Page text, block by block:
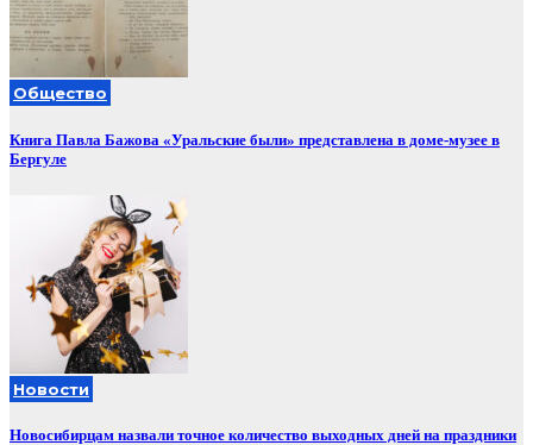
Общество
Книга Павла Бажова «Уральские были» представлена в доме-музее в
Бергуле
Новости
Новосибирцам назвали точное количество выходных дней на праздники